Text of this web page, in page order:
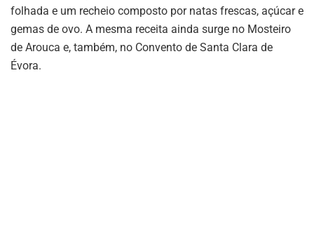
folhada e um recheio composto por natas frescas, açúcar e
gemas de ovo. A mesma receita ainda surge no Mosteiro
de Arouca e, também, no Convento de Santa Clara de
Évora.